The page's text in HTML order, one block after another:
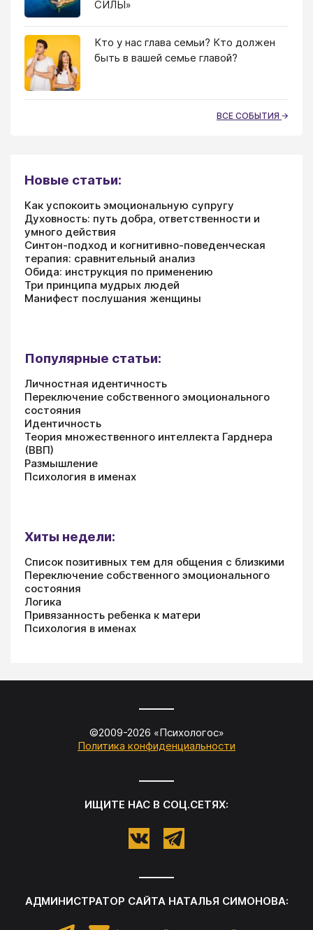
СИЛЫ»
Кто у нас глава семьи? Кто должен
быть в вашей семье главой?
ВСЕ СОБЫТИЯ
Новые статьи:
Как успокоить эмоциональную супругу
Духовность: путь добра, ответственности и
умного действия
Синтон-подход и когнитивно-поведенческая
терапия: сравнительный анализ
Обида: инструкция по применению
Три принципа мудрых людей
Манифест послушания женщины
Популярные статьи:
Личностная идентичность
Переключение собственного эмоционального
состояния
Идентичность
Теория множественного интеллекта Гарднера
(ВВП)
Размышление
Психология в именах
Хиты недели:
Список позитивных тем для общения с близкими
Переключение собственного эмоционального
состояния
Логика
Привязанность ребенка к матери
Психология в именах
©2009-2026 «Психологос»
Политика конфиденциальности
ИЩИТЕ НАС В СОЦ.СЕТЯХ:
АДМИНИСТРАТОР САЙТА НАТАЛЬЯ СИМОНОВА: